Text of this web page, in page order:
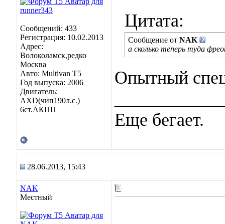
Сообщений: 433
Регистрация: 10.02.2013
Адрес:
Волоколамск,редко
Москва
Авто: Multivan T5
Год выпуска: 2006
Двигатель:
AXD(чип190л.с.)
6ст.АКПП
Цитата:
Сообщение от NAK
а сколько теперь туда
Опытный
Еще бегает.
28.06.2013, 15:43
NAK
Местный